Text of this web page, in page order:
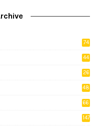
74
44
26
48
66
147